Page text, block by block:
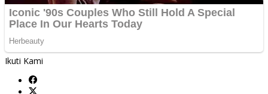
Ikuti Kami